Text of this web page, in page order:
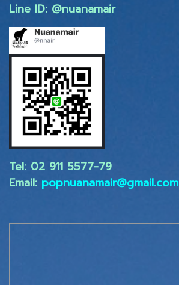
Line ID: @nuanamair
Tel: 02 ​911 5577-79
Email: popnuanamair@gmail.com